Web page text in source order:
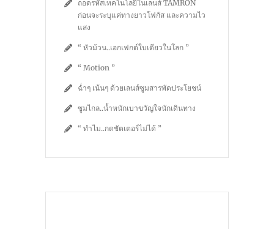
ถอดรหัสเทคโนโลยีในเลนส์ TAMRON
ก่อนจะระบุแค่ทางยาวโฟกัส และความไว
แสง
“ หัวม้วน..เอกเฟกต์ใบเดียวในโลก ”
“ Motion ”
ฉ่ำๆ เน้นๆ ด้วยเลนส์ซูมสารพัดประโยชน์
ซูมไกล..น้ำหนักเบาขวัญใจนักเดินทาง
“ ทำไม..กดชัตเตอร์ไม่ได้ ”